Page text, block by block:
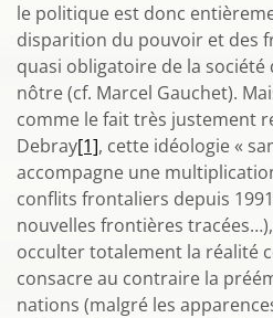
le politique est donc
disparition du pouvoir et des
quasi obligatoire de la société
nôtre (cf. Marcel Gauchet).
comme le fait très justement
Debray[1], cette idéologie «
accompagne une
conflits frontaliers depuis
nouvelles frontières
occulter totalement la réalité
consacre au contraire la
nations (malgré les